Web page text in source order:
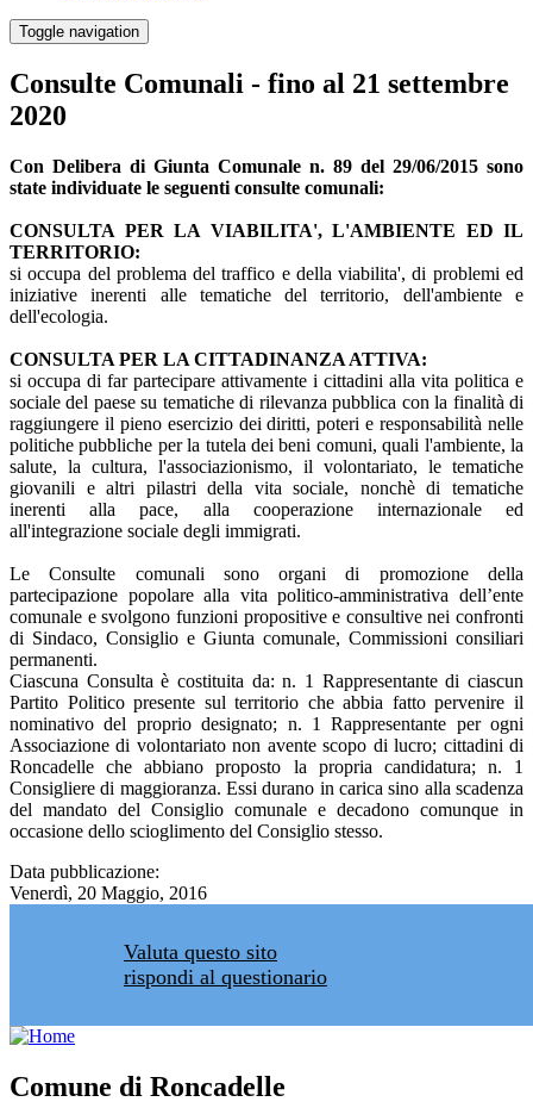
Toggle navigation
Consulte Comunali - fino al 21 settembre
2020
Con Delibera di Giunta Comunale n. 89 del 29/06/2015 sono
state individuate le seguenti consulte comunali:
CONSULTA PER LA VIABILITA', L'AMBIENTE ED IL
TERRITORIO:
si occupa del problema del traffico e della viabilita', di problemi ed
iniziative inerenti alle tematiche del territorio, dell'ambiente e
dell'ecologia.
CONSULTA PER LA CITTADINANZA ATTIVA:
si occupa di far partecipare attivamente i cittadini alla vita politica e
sociale del paese su tematiche di rilevanza pubblica con la finalità di
raggiungere il pieno esercizio dei diritti, poteri e responsabilità nelle
politiche pubbliche per la tutela dei beni comuni, quali l'ambiente, la
salute, la cultura, l'associazionismo, il volontariato, le tematiche
giovanili e altri pilastri della vita sociale, nonchè di tematiche
inerenti alla pace, alla cooperazione internazionale ed
all'integrazione sociale degli immigrati.
Le Consulte comunali sono organi di promozione della
partecipazione popolare alla vita politico-amministrativa dell’ente
comunale e svolgono funzioni propositive e consultive nei confronti
di Sindaco, Consiglio e Giunta comunale, Commissioni consiliari
permanenti.
Ciascuna Consulta è costituita da: n. 1 Rappresentante di ciascun
Partito Politico presente sul territorio che abbia fatto pervenire il
nominativo del proprio designato; n. 1 Rappresentante per ogni
Associazione di volontariato non avente scopo di lucro; cittadini di
Roncadelle che abbiano proposto la propria candidatura; n. 1
Consigliere di maggioranza. Essi durano in carica sino alla scadenza
del mandato del Consiglio comunale e decadono comunque in
occasione dello scioglimento del Consiglio stesso.
Data pubblicazione:
Venerdì, 20 Maggio, 2016
Valuta questo sito
rispondi al questionario
Comune di Roncadelle